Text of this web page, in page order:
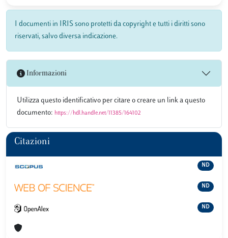
I documenti in IRIS sono protetti da copyright e tutti i diritti sono
riservati, salvo diversa indicazione.
Informazioni
Utilizza questo identificativo per citare o creare un link a questo
documento: https://hdl.handle.net/11385/164102
Citazioni
ND
ND
ND